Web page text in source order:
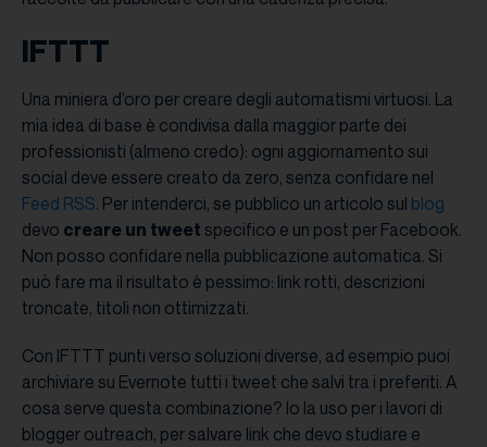
IFTTT
Una miniera d’oro per creare degli automatismi virtuosi. La
mia idea di base è condivisa dalla maggior parte dei
professionisti (almeno credo): ogni aggiornamento sui
social deve essere creato da zero, senza confidare nel
Feed RSS. Per intenderci, se pubblico un articolo sul blog
devo creare un tweet specifico e un post per Facebook.
Non posso confidare nella pubblicazione automatica. Si
può fare ma il risultato è pessimo: link rotti, descrizioni
troncate, titoli non ottimizzati.
Con IFTTT punti verso soluzioni diverse, ad esempio puoi
archiviare su Evernote tutti i tweet che salvi tra i preferiti. A
cosa serve questa combinazione? Io la uso per i lavori di
blogger outreach, per salvare link che devo studiare e